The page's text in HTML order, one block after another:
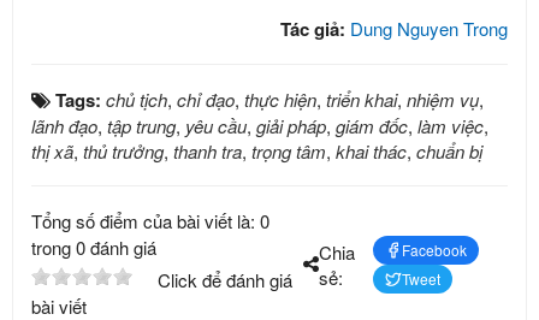
Tác giả: Dung Nguyen Trong
Tags: chủ tịch, chỉ đạo, thực hiện, triển khai, nhiệm vụ,
lãnh đạo, tập trung, yêu cầu, giải pháp, giám đốc, làm việc,
thị xã, thủ trưởng, thanh tra, trọng tâm, khai thác, chuẩn bị
Tổng số điểm của bài viết là: 0
trong 0 đánh giá
Click để đánh giá
bài viết
Chia
sẻ:
Facebook
Tweet